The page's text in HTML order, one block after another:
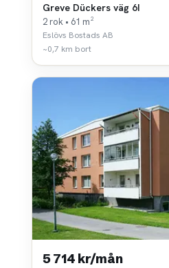
Greve Dückers väg 6I
2 rok • 61 m²
Eslövs Bostads AB
~0,7 km bort
5 714 kr/mån